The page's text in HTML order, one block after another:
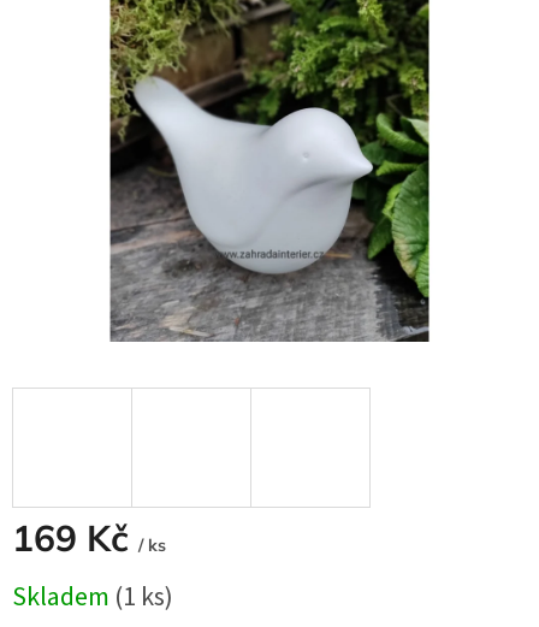
169 Kč / ks
cena:
Skladem (1 ks)